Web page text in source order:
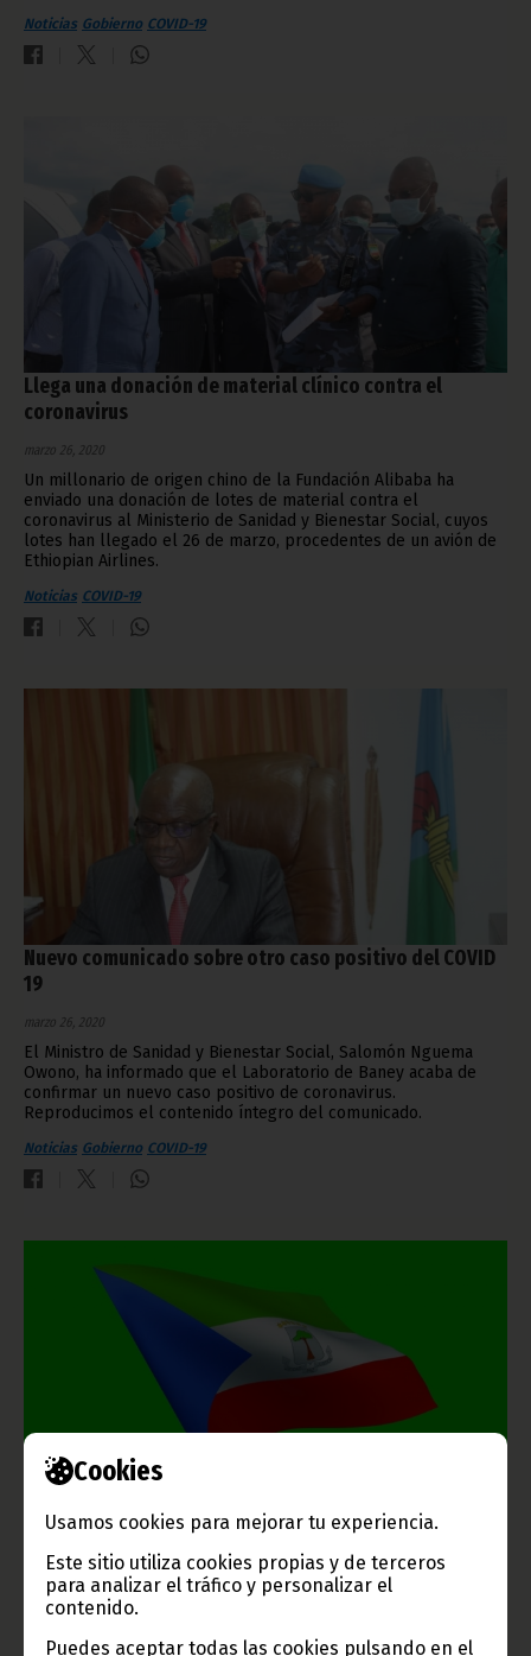
Cookies
Usamos cookies para mejorar tu experiencia.
Este sitio utiliza cookies propias y de terceros
para analizar el tráfico y personalizar el
contenido.
Puedes aceptar todas las cookies pulsando en el
Noticias Gobierno COVID-19
Llega una donación de material clínico contra el
coronavirus
marzo 26, 2020
Un millonario de origen chino de la Fundación Alibaba ha
enviado una donación de lotes de material contra el
coronavirus al Ministerio de Sanidad y Bienestar Social, cuyos
lotes han llegado el 26 de marzo, procedentes de un avión de
Ethiopian Airlines.
Noticias COVID-19
Nuevo comunicado sobre otro caso positivo del COVID
19
marzo 26, 2020
El Ministro de Sanidad y Bienestar Social, Salomón Nguema
Owono, ha informado que el Laboratorio de Baney acaba de
confirmar un nuevo caso positivo de coronavirus.
Reproducimos el contenido íntegro del comunicado.
Noticias Gobierno COVID-19
Decretos de cese y nombramiento en la Dirección de
Programación y Planificación Sanitaria
marzo 26, 2020
El Presidente de la República, S.E. Obiang Nguema Mbasogo,
General de Programación y Planificación Sanitaria en el